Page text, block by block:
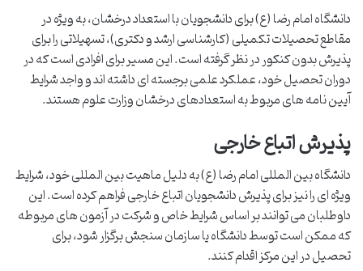
دانشگاه امام رضا (ع) برای دانشجویان با استعداد درخشان، به ویژه در
مقاطع تحصیلات تکمیلی (کارشناسی ارشد و دکتری)، تسهیلاتی را برای
پذیرش بدون کنکور در نظر گرفته است. این مسیر برای افرادی است که در
دوران تحصیل خود، عملکرد علمی برجسته ای داشته اند و واجد شرایط
آیین نامه های مربوط به استعدادهای درخشان وزارت علوم هستند.
پذیرش اتباع خارجی
دانشگاه بین المللی امام رضا (ع) به دلیل ماهیت بین المللی خود، شرایط
ویژه ای را نیز برای پذیرش دانشجویان اتباع خارجی فراهم کرده است. این
داوطلبان می توانند بر اساس شرایط خاص و شرکت در آزمون های مربوطه
که ممکن است توسط دانشگاه یا سازمان سنجش برگزار شود، برای
تحصیل در این مرکز اقدام کنند.